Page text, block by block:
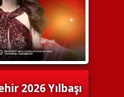
2026 Yılbaşı